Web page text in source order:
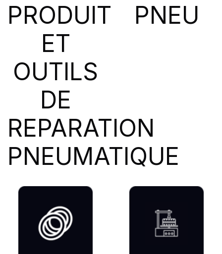
PRODUIT
ET
OUTILS
DE
REPARATION
PNEUMATIQUE
PNEU